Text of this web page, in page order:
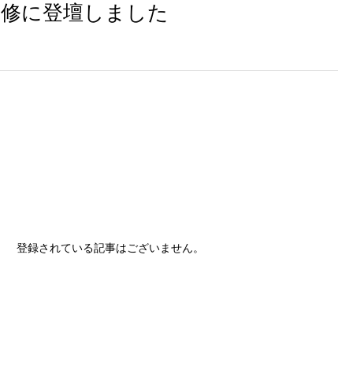
修に登壇しました
登録されている記事はございません。